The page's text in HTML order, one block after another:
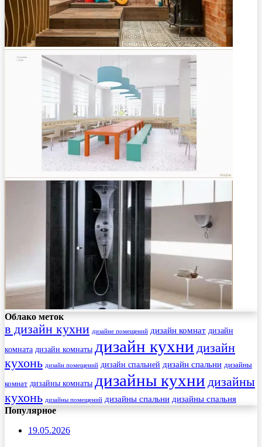
Облако меток
в дизайн кухни дизайне помещений дизайн комнат дизайн
комната дизайн комнаты дизайн кухни дизайн
кухонь дизайн помещений дизайн спальней дизайн спальни дизайны
комнат дизайны комнаты дизайны кухни дизайны
кухонь дизайны помещений дизайны спальни дизайны спальня
Популярное
19.05.2026